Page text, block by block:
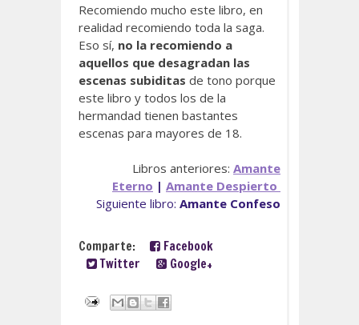
Recomiendo mucho este libro, en
realidad recomiendo toda la saga.
Eso sí, no la recomiendo a
aquellos que desagradan las
escenas subiditas de tono porque
este libro y todos los de la
hermandad tienen bastantes
escenas para mayores de 18.
Libros anteriores: Amante
Eterno | Amante Despierto
Siguiente libro: Amante Confeso
Comparte:
Facebook
Twitter
Google+